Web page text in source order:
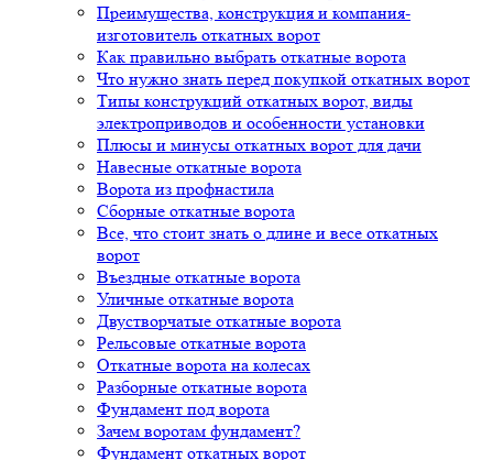
Преимущества, конструкция и компания-
изготовитель откатных ворот
Как правильно выбрать откатные ворота
Что нужно знать перед покупкой откатных ворот
Типы конструкций откатных ворот, виды
электроприводов и особенности установки
Плюсы и минусы откатных ворот для дачи
Навесные откатные ворота
Ворота из профнастила
Сборные откатные ворота
Все, что стоит знать о длине и весе откатных
ворот
Въездные откатные ворота
Уличные откатные ворота
Двустворчатые откатные ворота
Рельсовые откатные ворота
Откатные ворота на колесах
Разборные откатные ворота
Фундамент под ворота
Зачем воротам фундамент?
Фундамент откатных ворот